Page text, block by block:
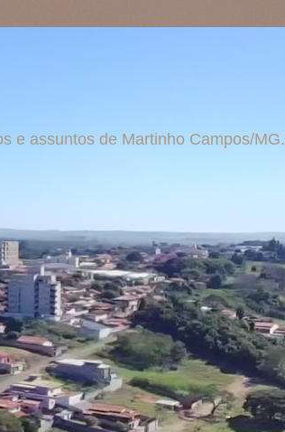
e assuntos de Martinho Campos/MG.